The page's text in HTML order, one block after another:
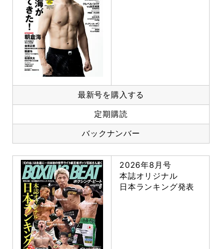
最新号を購入する
定期購読
バックナンバー
2026年8月号
本誌オリジナル
日本ランキング発表